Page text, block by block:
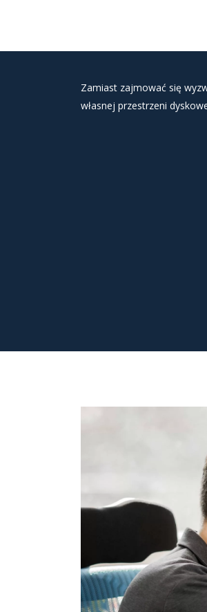
Zamiast zajmować się
własnej przestrzeni